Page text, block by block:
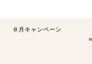
8月キャンペーン